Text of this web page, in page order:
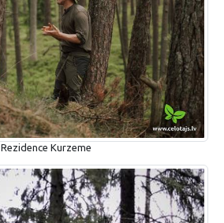
Rezidence Kurzeme